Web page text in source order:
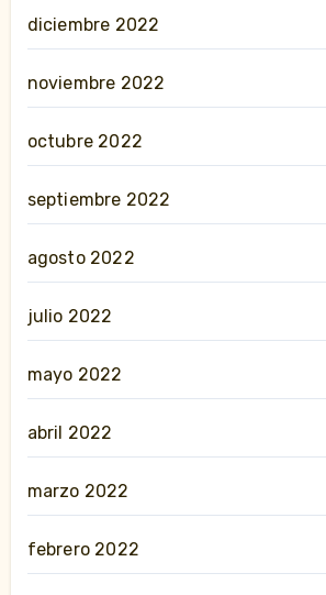
diciembre 2022
noviembre 2022
octubre 2022
septiembre 2022
agosto 2022
julio 2022
mayo 2022
abril 2022
marzo 2022
febrero 2022